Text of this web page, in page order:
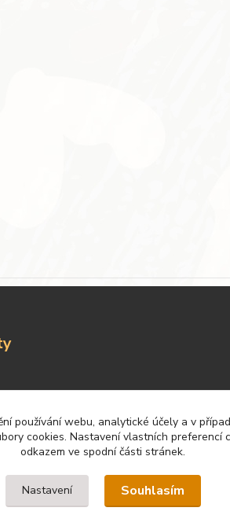
používání webu, analytické účely a v
cookies. Nastavení vlastních preferencí
odkazem ve spodní části stránek.
Nastavení Souhlasím